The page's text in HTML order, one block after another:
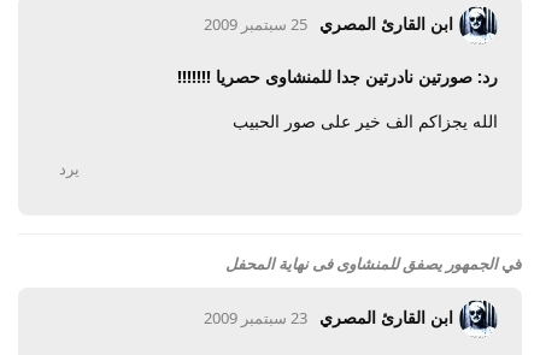
ابن القارئ المصري 25 سبتمبر 2009
رد: صورتين نادرتين جدا للمنشاوى حصريا !!!!!!!
الله يجزاكم الف خير على صور الحبيب
يرد
فيالجمهور يصفق للمنشاوى فى نهاية المحفل
ابن القارئ المصري 23 سبتمبر 2009